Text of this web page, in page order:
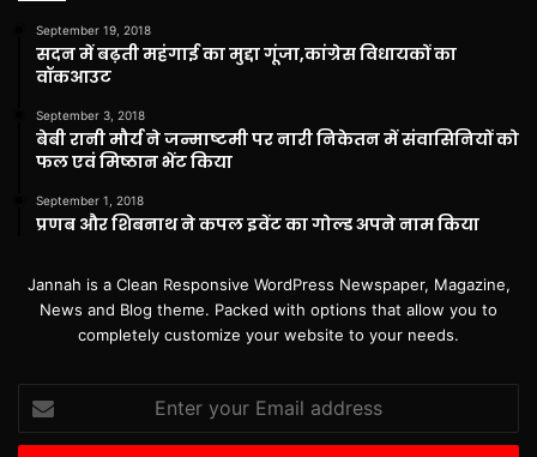
September 19, 2018
सदन में बढ़ती महंगाई का मुद्दा गूंजा,कांग्रेस विधायकों का
वॉकआउट
September 3, 2018
बेबी रानी मौर्य ने जन्माष्टमी पर नारी निकेतन में संवासिनियों को
फल एवं मिष्ठान भेंट किया
September 1, 2018
प्रणब और शिबनाथ ने कपल इवेंट का गोल्ड अपने नाम किया
Jannah is a Clean Responsive WordPress Newspaper, Magazine,
News and Blog theme. Packed with options that allow you to
completely customize your website to your needs.
your
Email